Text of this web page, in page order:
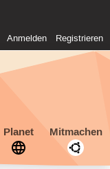
Anmelden Registrieren
Planet Mitmachen